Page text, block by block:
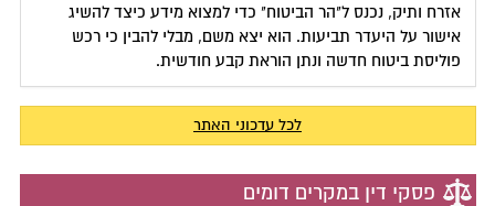
אזרח ותיק, נכנס ל"הר הביטוח" כדי למצוא מידע כיצד להשיג
אישור על היעדר תביעות. הוא יצא משם, מבלי להבין כי רכש
פוליסת ביטוח חדשה ונתן הוראת קבע חודשית.
לכל עדכוני האתר
פסקי דין במקרים דומים